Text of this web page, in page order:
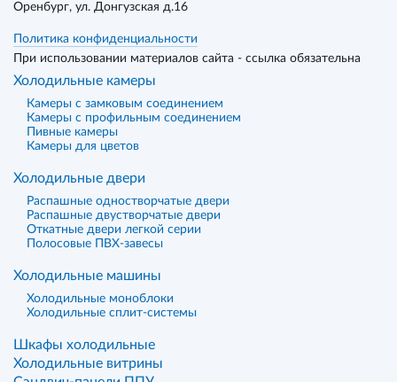
Оренбург, ул. Донгузская д.16
Политика конфиденциальности
При использовании материалов сайта - ссылка обязательна
Холодильные камеры
Камеры с замковым соединением
Камеры с профильным соединением
Пивные камеры
Камеры для цветов
Холодильные двери
Распашные одностворчатые двери
Распашные двустворчатые двери
Откатные двери легкой серии
Полосовые ПВХ-завесы
Холодильные машины
Холодильные моноблоки
Холодильные сплит-системы
Шкафы холодильные
Холодильные витрины